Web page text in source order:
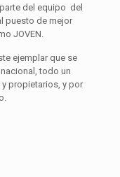
del equipo del
puesto de mejor
JOVEN.
ejemplar que se
todo un
propietarios, y por